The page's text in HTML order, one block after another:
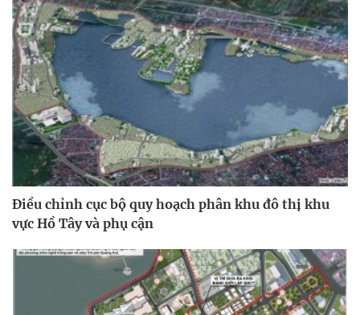
Điều chỉnh cục bộ quy hoạch phân khu đô thị khu
vực Hồ Tây và phụ cận